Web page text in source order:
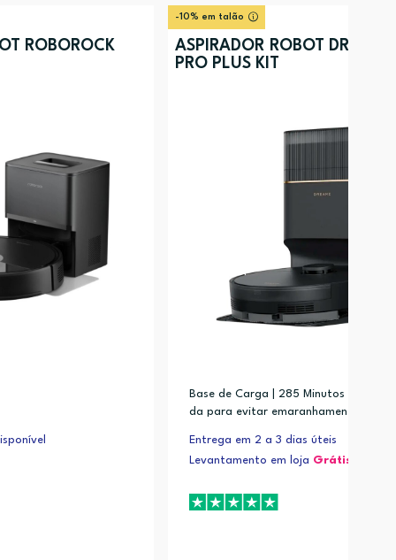
ROBOROCK
-10% em talão
ASPIRADOR ROBOT
PRO PLUS KIT
Base de Carga | 285 Minutos | Escova
da para evitar emaranhamento de
mpeza de cantos; Sensor
as carpets;
Entrega em 2 a 3 dias úteis
Levantamento em loja Grátis*